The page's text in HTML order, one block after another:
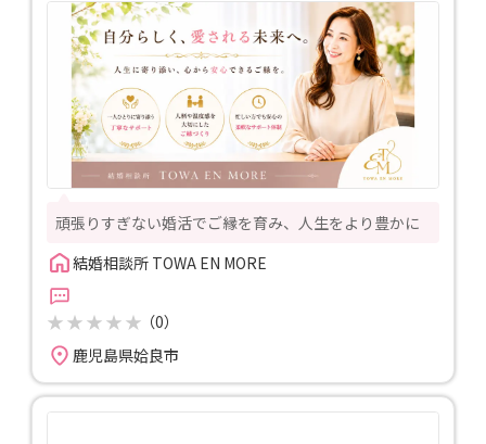
頑張りすぎない婚活でご縁を育み、人生をより豊かに
結婚相談所 TOWA EN MORE
（0）
鹿児島県姶良市